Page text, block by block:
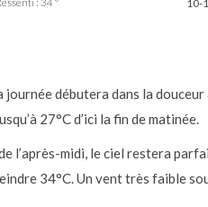
10-
débutera dans la
27°C d’ici la fin de matinée.
l’après-midi, le ciel restera
34°C. Un vent très faible